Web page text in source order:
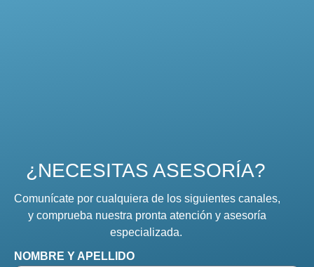
¿NECESITAS ASESORÍA?
Comunícate por cualquiera de los siguientes canales,
y comprueba nuestra pronta atención y asesoría
especializada.
NOMBRE Y APELLIDO